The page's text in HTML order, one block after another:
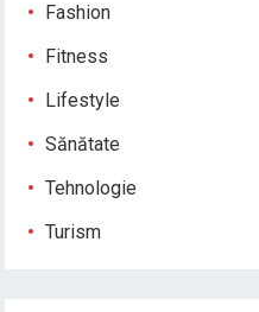
Fashion
Fitness
Lifestyle
Sănătate
Tehnologie
Turism